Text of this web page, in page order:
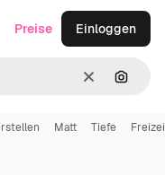
LöschenNach
Preise Einloggen
Matt Tiefe